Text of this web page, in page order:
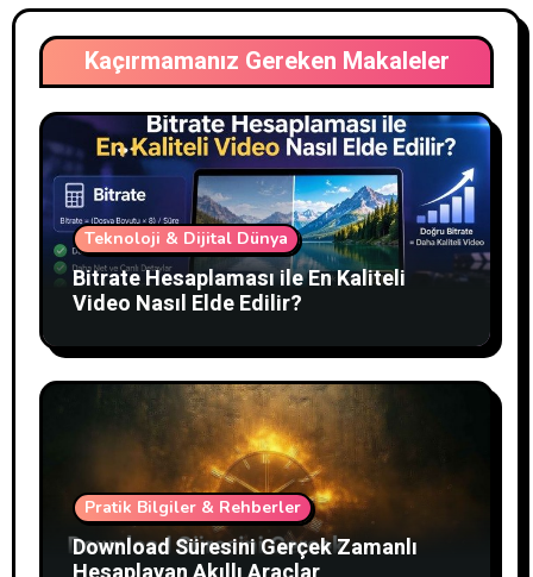
Kaçırmamanız Gereken Makaleler
Teknoloji & Dijital Dünya
Bitrate Hesaplaması ile En Kaliteli
Video Nasıl Elde Edilir?
Pratik Bilgiler & Rehberler
Download Süresini Gerçek Zamanlı